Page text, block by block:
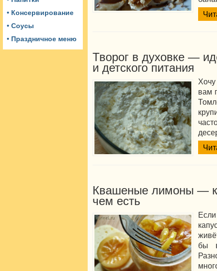
• Консервирование
• Соусы
• Праздничное меню
Творог в духовке —
и детского питания
Хочу
вам
Квашеные лимоны —
чем есть
бы